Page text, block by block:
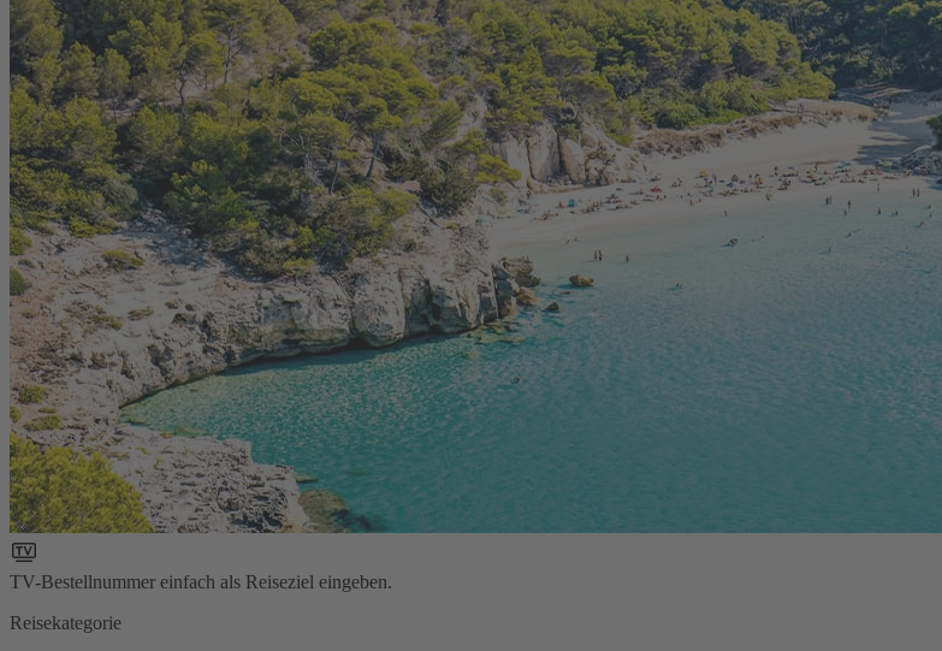
TV-Bestellnummer einfach als Reiseziel eingeben.
Reisekategorie